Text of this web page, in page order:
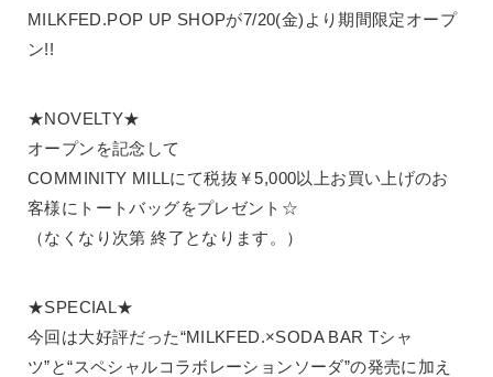
MILKFED.POP UP SHOPが7/20(金)より期間限定オープ
ン!!
★NOVELTY★
オープンを記念して
COMMINITY MILLにて税抜￥5,000以上お買い上げのお
客様にトートバッグをプレゼント☆
（なくなり次第 終了となります。）
★SPECIAL★
今回は大好評だった“MILKFED.×SODA BAR Tシャ
ツ”と“スペシャルコラボレーションソーダ”の発売に加え